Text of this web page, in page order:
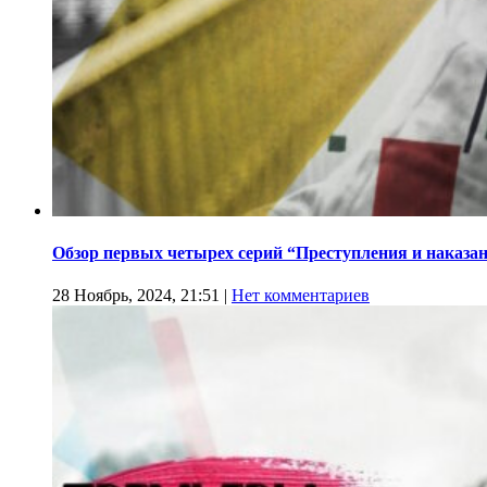
Обзор первых четырех серий “Преступления и
28 Ноябрь, 2024, 21:51 | Нет комментариев